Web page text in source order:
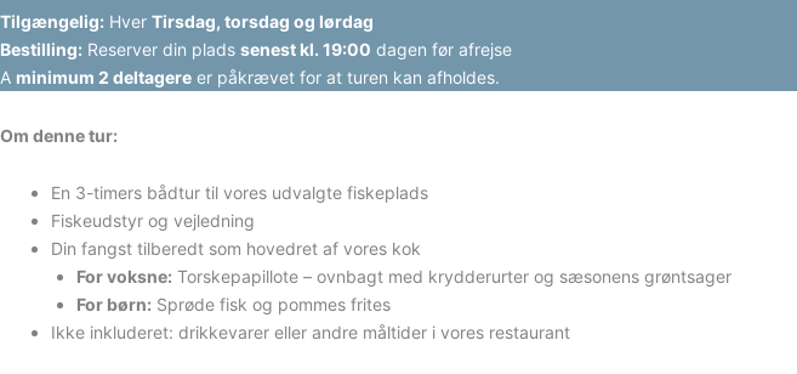
Tilgængelig: Hver Tirsdag, torsdag og lørdag
Bestilling: Reserver din plads senest kl. 19:00 dagen før afrejse
A minimum 2 deltagere er påkrævet for at turen kan afholdes.
Om denne tur:
En 3-timers bådtur til vores udvalgte fiskeplads
Fiskeudstyr og vejledning
Din fangst tilberedt som hovedret af vores kok
For voksne: Torskepapillote – ovnbagt med krydderurter og sæsonens grøntsager
For børn: Sprøde fisk og pommes frites
Ikke inkluderet: drikkevarer eller andre måltider i vores restaurant